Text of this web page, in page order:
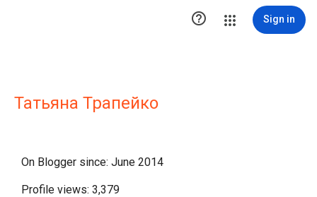
 Sign in
Татьяна Трапейко
On Blogger since: June 2014
Profile views: 3,379